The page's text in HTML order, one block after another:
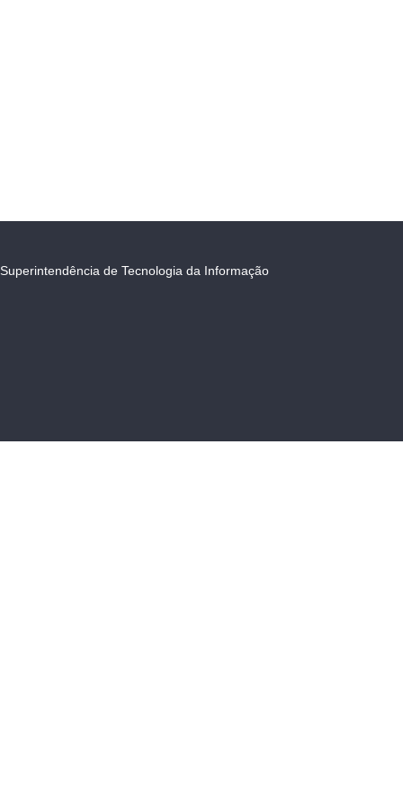
Superintendência de Tecnologia da Informação